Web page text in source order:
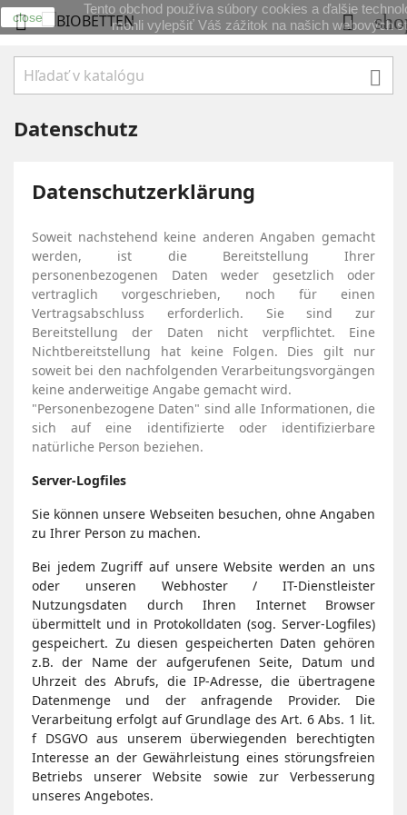
 

Datenschutz
Datenschutzerklärung
Soweit nachstehend keine anderen Angaben gemacht
werden, ist die Bereitstellung Ihrer
personenbezogenen Daten weder gesetzlich oder
vertraglich vorgeschrieben, noch für einen
Vertragsabschluss erforderlich. Sie sind zur
Bereitstellung der Daten nicht verpflichtet. Eine
Nichtbereitstellung hat keine Folgen. Dies gilt nur
soweit bei den nachfolgenden Verarbeitungsvorgängen
keine anderweitige Angabe gemacht wird.
"Personenbezogene Daten" sind alle Informationen, die
sich auf eine identifizierte oder identifizierbare
natürliche Person beziehen.
Server-Logfiles
Sie können unsere Webseiten besuchen, ohne Angaben
zu Ihrer Person zu machen.
Bei jedem Zugriff auf unsere Website werden an uns
oder unseren Webhoster / IT-Dienstleister
Nutzungsdaten durch Ihren Internet Browser
übermittelt und in Protokolldaten (sog. Server-Logfiles)
gespeichert. Zu diesen gespeicherten Daten gehören
z.B. der Name der aufgerufenen Seite, Datum und
Uhrzeit des Abrufs, die IP-Adresse, die übertragene
Datenmenge und der anfragende Provider. Die
Verarbeitung erfolgt auf Grundlage des Art. 6 Abs. 1 lit.
f DSGVO aus unserem überwiegenden berechtigten
Interesse an der Gewährleistung eines störungsfreien
Betriebs unserer Website sowie zur Verbesserung
unseres Angebotes.
close
Tento obchod používa súbory cookies a ďalšie
mohli vylepšiť Váš zážitok na našich webových